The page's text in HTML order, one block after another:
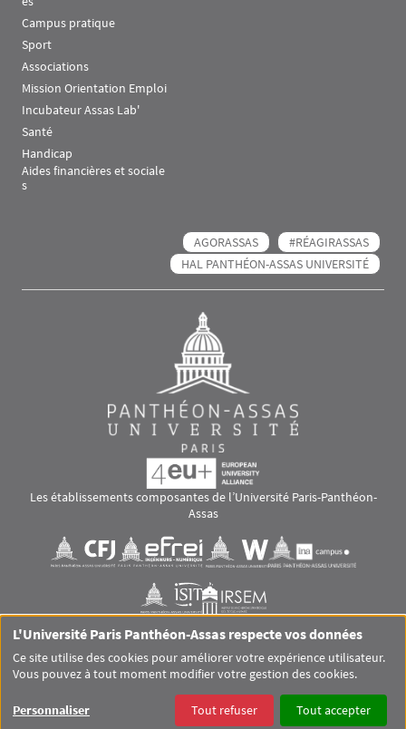
Campus pratique
Sport
Associations
Mission Orientation Emploi
Incubateur Assas Lab'
Santé
Handicap
Aides financières et sociale
s
AGORASSAS
#RÉAGIRASSAS
HAL PANTHÉON-ASSAS UNIVERSITÉ
Les établissements composantes de l’Université Paris-Panthéon-
Assas
Visuel svgVisuel svg Visuel svgVisuel svg
Visuel svgVisuel svg
RS footer
GLOSSAIRE
MENTIONS LÉGALES
DONNÉES PERSONNELLES
L'Université Paris Panthéon-Assas respecte vos données
Ce site utilise des cookies pour améliorer votre expérience utilisateur.
Vous pouvez à tout moment modifier votre gestion des cookies.
Personnaliser Tout refuser Tout accepter